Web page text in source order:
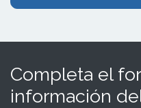
Completa el
información